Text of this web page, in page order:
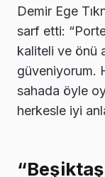
Demir Ege
sarf etti:
kaliteli ve önü
güveniyorum.
sahada öyle
herkesle iyi